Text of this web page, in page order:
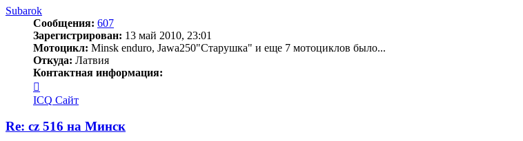
началу
Subarok
Сообщения: 607
Зарегистрирован: 13 май 2010, 23:01
Мотоцикл: Minsk enduro, Jawa250"Старушка" и еще 7 мотоциклов было...
Откуда: Латвия
Контактная информация:
информация
пользователя
Subarok
ICQ Сайт
Re: cz 516 на Минск